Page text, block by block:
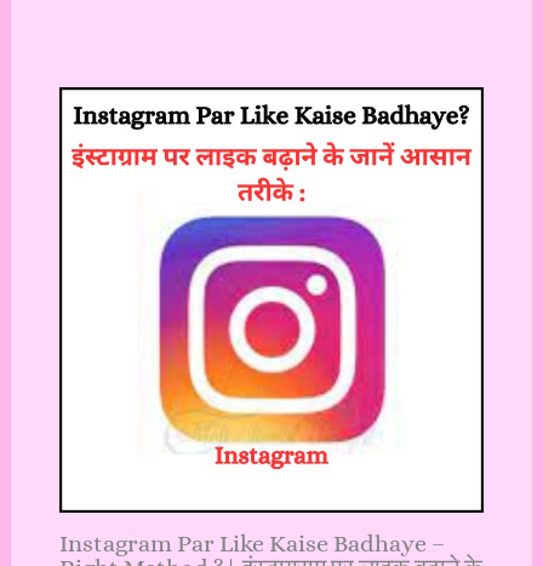
Instagram Par Like Kaise Badhaye –